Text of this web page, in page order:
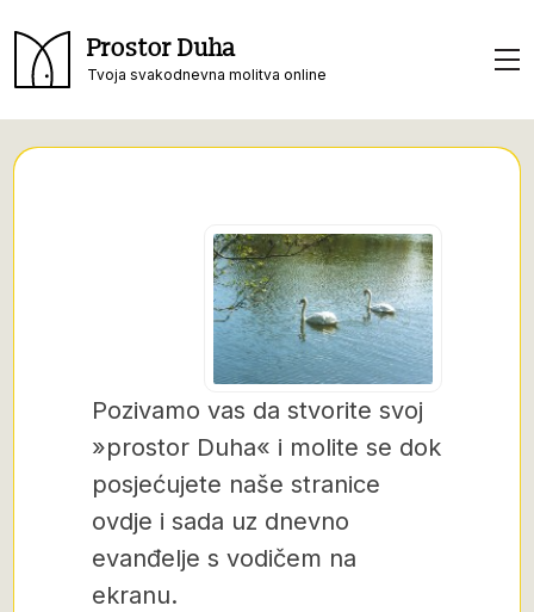
Prostor Duha
Tvoja svakodnevna molitva online
Pozivamo vas da stvorite svoj
»prostor Duha« i molite se dok
posjećujete naše stranice
ovdje i sada uz dnevno
evanđelje s vodičem na
ekranu.